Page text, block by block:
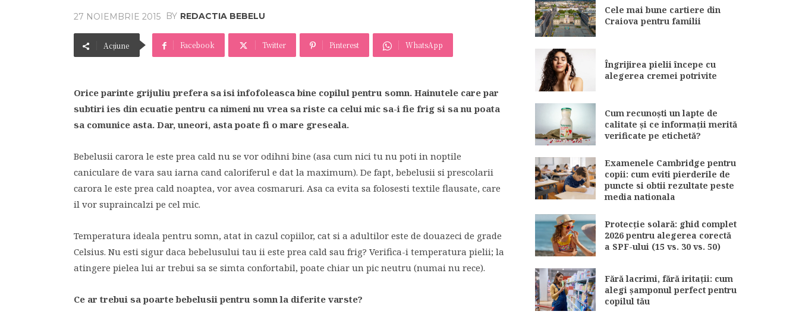
27 NOIEMBRIE 2015 BY REDACTIA BEBELU
Acțiune Facebook Twitter Pinterest WhatsApp
Orice parinte grijuliu prefera sa isi infofoleasca bine copilul pentru somn. Hainutele care par
subtiri ies din ecuatie pentru ca nimeni nu vrea sa riste ca celui mic sa-i fie frig si sa nu poata
sa comunice asta. Dar, uneori, asta poate fi o mare greseala.
Bebelusii carora le este prea cald nu se vor odihni bine (asa cum nici tu nu poti in noptile
caniculare de vara sau iarna cand caloriferul e dat la maximum). De fapt, bebelusii si prescolarii
carora le este prea cald noaptea, vor avea cosmaruri. Asa ca evita sa folosesti textile flausate, care
il vor supraincalzi pe cel mic.
Temperatura ideala pentru somn, atat in cazul copiilor, cat si a adultilor este de douazeci de grade
Celsius. Nu esti sigur daca bebelusului tau ii este prea cald sau frig? Verifica-i temperatura pielii; la
atingere pielea lui ar trebui sa se simta confortabil, poate chiar un pic neutru (numai nu rece).
Ce ar trebui sa poarte bebelusii pentru somn la diferite varste?
Cele mai bune cartiere din
Craiova pentru familii
Îngrijirea pielii începe cu
alegerea cremei potrivite
Cum recunoști un lapte de
calitate și ce informații merită
verificate pe etichetă?
Examenele Cambridge pentru
copii: cum eviti pierderile de
puncte si obtii rezultate peste
media nationala
Protecție solară: ghid complet
2026 pentru alegerea corectă
a SPF-ului (15 vs. 30 vs. 50)
Fără lacrimi, fără iritații: cum
alegi șamponul perfect pentru
copilul tău